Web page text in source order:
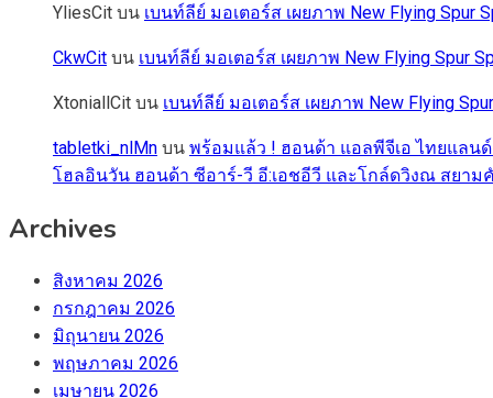
YliesCit บน เบนท์ลีย์ มอเตอร์ส เผยภาพ New Flying
CkwCit บน เบนท์ลีย์ มอเตอร์ส เผยภาพ New Flying Spur
XtoniallCit บน เบนท์ลีย์ มอเตอร์ส เผยภาพ New Flying
tabletki_nlMn บน พร้อมแล้ว ! ฮอนด้า แอลพีจีเอ ไทยแลนด์
โฮลอินวัน ฮอนด้า ซีอาร์-วี อี:เอชอีวี และโกล์ดวิงณ สยา
Archives
สิงหาคม 2026
กรกฎาคม 2026
มิถุนายน 2026
พฤษภาคม 2026
เมษายน 2026